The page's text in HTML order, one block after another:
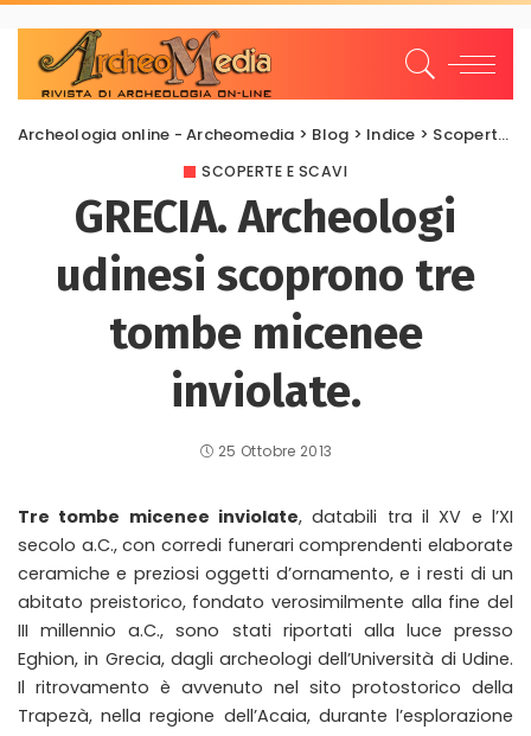
Archeologia online - Archeomedia > Blog > Indice > Scoperte e scavi
SCOPERTE E SCAVI
GRECIA. Archeologi
udinesi scoprono tre
tombe micenee
inviolate.
25 Ottobre 2013
Tre tombe micenee inviolate, databili tra il XV e l’XI
secolo a.C., con corredi funerari comprendenti elaborate
ceramiche e preziosi oggetti d’ornamento, e i resti di un
abitato preistorico, fondato verosimilmente alla fine del
III millennio a.C., sono stati riportati alla luce presso
Eghion, in Grecia, dagli archeologi dell’Università di Udine.
Il ritrovamento è avvenuto nel sito protostorico della
Trapezà, nella regione dell’Acaia, durante l’esplorazione